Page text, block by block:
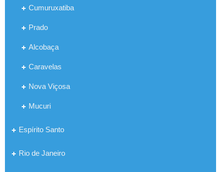
Cumuruxatiba
Prado
Alcobaça
Caravelas
Nova Viçosa
Mucuri
Espírito Santo
Rio de Janeiro